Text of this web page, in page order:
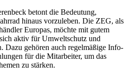
betont die Bedeutung,
hinaus vorzuleben. Die ZEG, als
Europas, möchte mit gutem
aktiv für Umweltschutz und
Dazu gehören auch regelmäßige Info-
für die Mitarbeiter, um das
zu stärken.